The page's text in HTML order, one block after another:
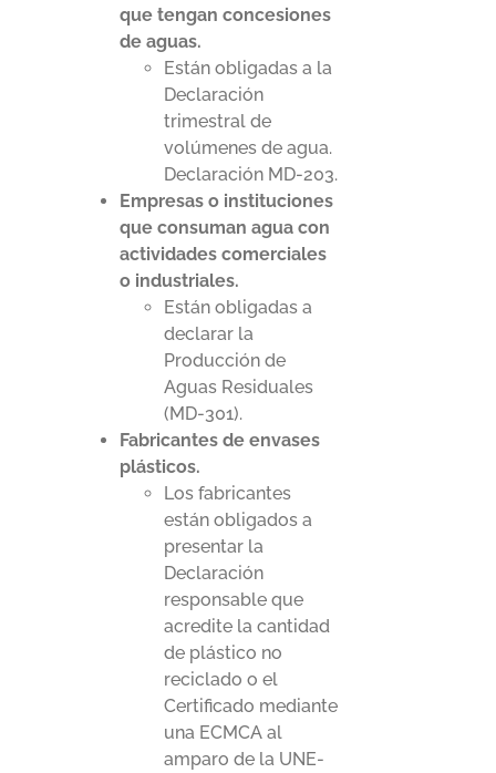
que tengan concesiones
de aguas.
Están obligadas a la
Declaración
trimestral de
volúmenes de agua.
Declaración MD-203.
Empresas o instituciones
que consuman agua con
actividades comerciales
o industriales.
Están obligadas a
declarar la
Producción de
Aguas Residuales
(MD-301).
Fabricantes de envases
plásticos.
Los fabricantes
están obligados a
presentar la
Declaración
responsable que
acredite la cantidad
de plástico no
reciclado o el
Certificado mediante
una ECMCA al
amparo de la UNE-